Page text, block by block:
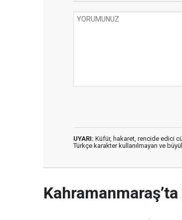
UYARI: Küfür, hakaret, rencide edici
Türkçe karakter kullanılmayan ve